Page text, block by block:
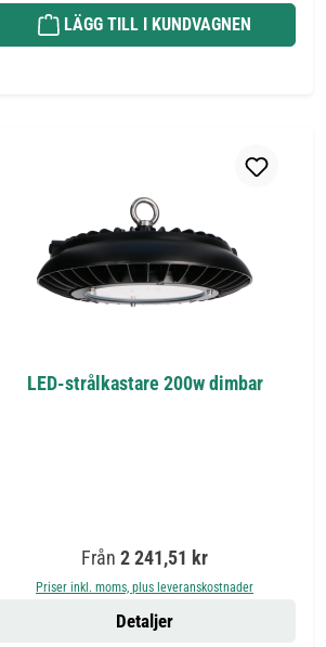
LÄGG TILL I KUNDVAGNEN
LED-strålkastare 200w dimbar
Ordinarie pris:
Från 2 241,51 kr
Priser inkl. moms, plus leveranskostnader
Detaljer